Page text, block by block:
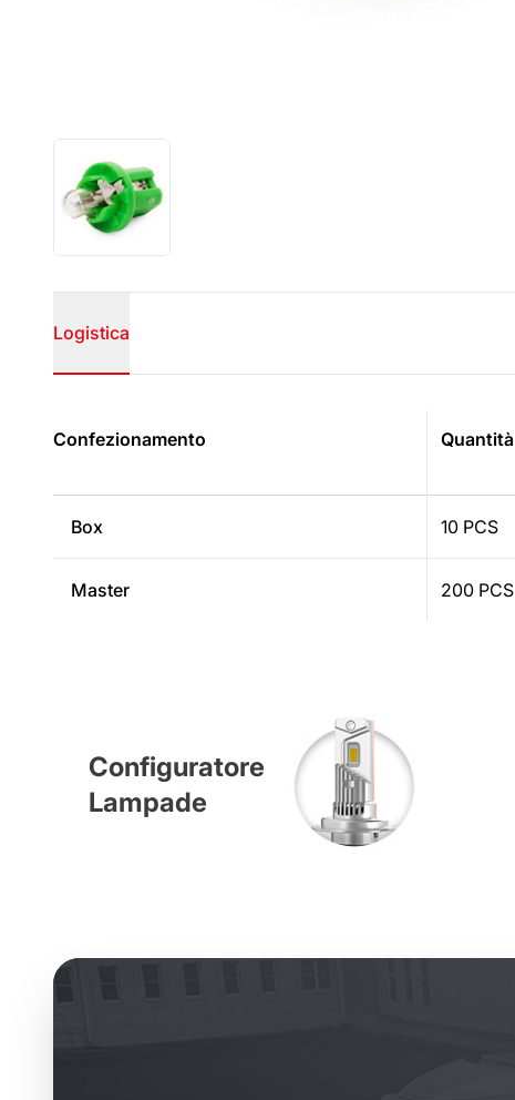
Logistica
LANG_PRODUCTS_LOGISTIC
Confezionamento Quantità
Box 10 PCS
Master 200 PCS
Configuratore
Lampade